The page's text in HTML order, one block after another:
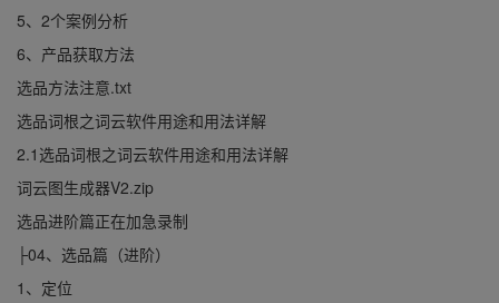
5、2个案例分析
6、产品获取方法
选品方法注意.txt
选品词根之词云软件用途和用法详解
2.1选品词根之词云软件用途和用法详解
词云图生成器V2.zip
选品进阶篇正在加急录制
├04、选品篇（进阶）
1、定位